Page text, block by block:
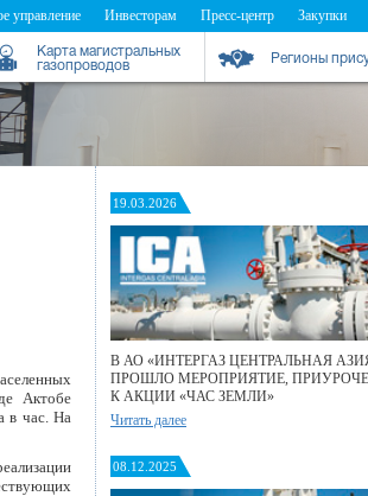
управление Инвесторам Пресс-центр Закупки
Карта магистральных
газопроводов
Регионы
Актобе
в час. На
19.03.2026
В АО «ИНТЕРГАЗ ЦЕНТРАЛЬНАЯ
ПРОШЛО МЕРОПРИЯТИЕ,
К АКЦИИ «ЧАС ЗЕМЛИ»
Читать далее
08.12.2025